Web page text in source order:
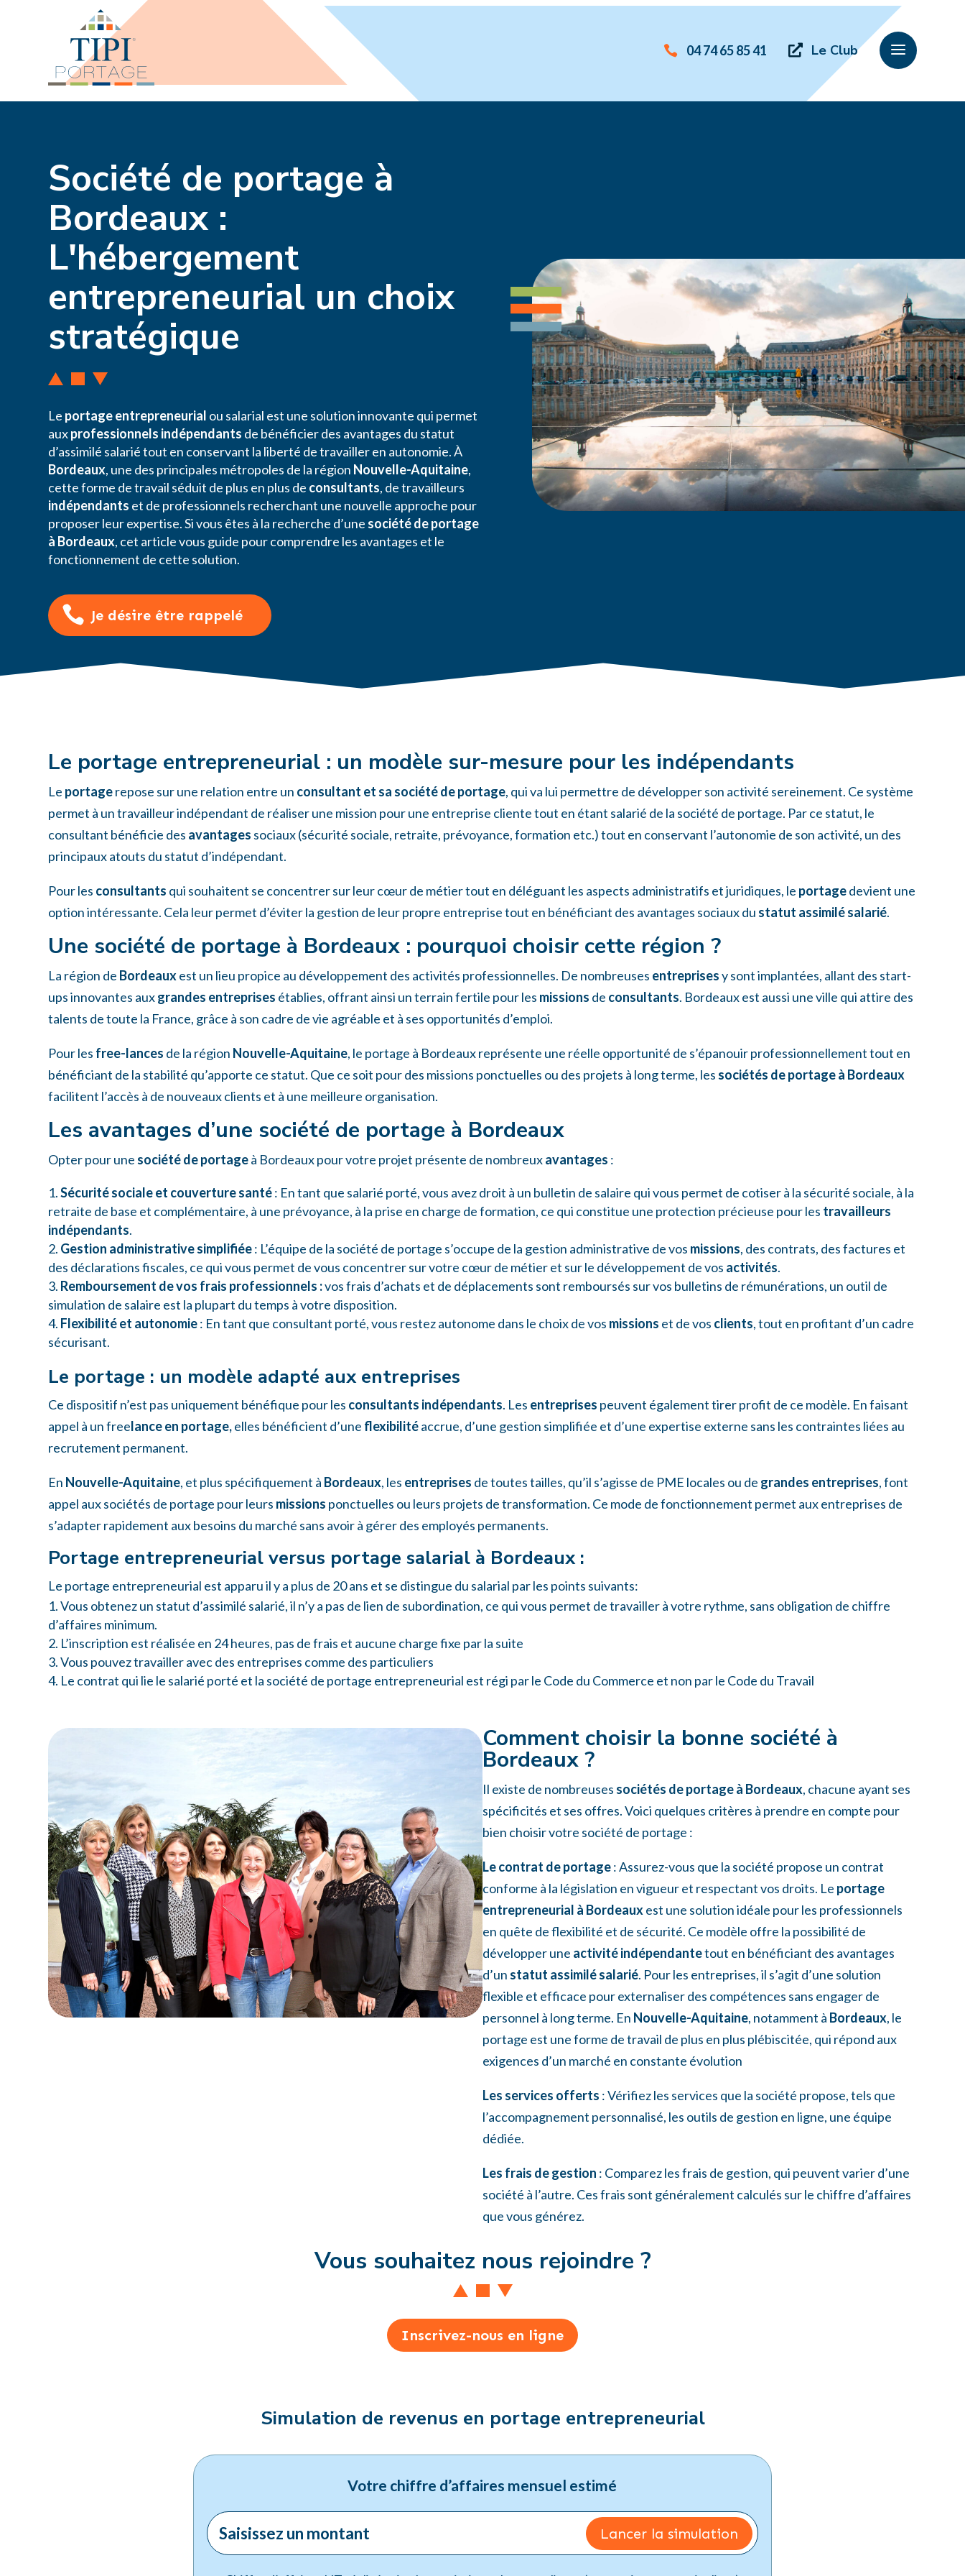
 04 74 65 85 41  Le Club a
Société de portage à
Bordeaux :
L'hébergement
entrepreneurial un choix
stratégique
Le portage entrepreneurial ou salarial est une solution innovante qui permet
auxprofessionnels indépendants de bénéficier des avantages du statut
d’assimilé salarié tout en conservant la liberté de travailler en autonomie. À
Bordeaux, une des principales métropoles de la région Nouvelle-Aquitaine,
cette forme de travail séduit de plus en plus de consultants, de travailleurs
indépendants et de professionnels recherchant une nouvelle approche pour
proposer leur expertise. Si vous êtes à la recherche d’une société de portage
à Bordeaux, cet article vous guide pour comprendre les avantages et le
fonctionnement de cette solution.
Je désire être rappelé
Le portage entrepreneurial : un modèle sur-mesure pour les indépendants
Le portagerepose sur une relation entre un consultant et sa société de portage, qui va lui permettre de développer son activité sereinement. Ce système
permet à un travailleur indépendant de réaliser une mission pour une entreprise cliente tout en étant salarié de la société de portage. Par ce statut, le
consultant bénéficie des avantages sociaux (sécurité sociale, retraite, prévoyance, formation etc.) tout en conservant l’autonomie de son activité, un des
principaux atouts du statut d’indépendant.
Pour les consultants qui souhaitent se concentrer sur leur cœur de métier tout en déléguant les aspects administratifs et juridiques, le portagedevient une
option intéressante. Cela leur permet d’éviter la gestion de leur propre entreprise tout en bénéficiant des avantages sociaux du statut assimilé salarié.
Une société de portage à Bordeaux : pourquoi choisir cette région ?
La région de Bordeauxest un lieu propice au développement des activités professionnelles. De nombreuses entreprisesy sont implantées, allant des start-
ups innovantes auxgrandes entreprises établies, offrant ainsi un terrain fertile pour les missions de consultants. Bordeaux est aussi une ville qui attire des
talents de toute la France, grâce à son cadre de vie agréable et à ses opportunités d’emploi.
Pour les free-lances de la région Nouvelle-Aquitaine, le portage à Bordeaux représente une réelle opportunité de s’épanouir professionnellement tout en
bénéficiant de la stabilité qu’apporte ce statut. Que ce soit pour des missions ponctuelles ou des projets à long terme, les sociétés de portage à Bordeaux
facilitent l’accès à de nouveaux clients et à une meilleure organisation.
Les avantages d’une société de portage à Bordeaux
Opter pour une société de portageà Bordeaux pour votre projet présente de nombreuxavantages :
Sécurité sociale et couverture santé: En tant que salarié porté, vous avez droit à un bulletin de salaire qui vous permet de cotiser à la sécurité sociale, à la
retraite de base et complémentaire, à une prévoyance, à la prise en charge de formation, ce qui constitue une protection précieuse pour les travailleurs
indépendants.
Gestion administrative simplifiée: L’équipe de la société de portage s’occupe de la gestion administrative de vos missions, des contrats, des factures et
des déclarations fiscales, ce qui vous permet de vous concentrer sur votre cœur de métier et sur le développement de vos activités.
Remboursement de vos frais professionnels :vos frais d’achats et de déplacements sont remboursés sur vos bulletins de rémunérations, un outil de
simulation de salaire est la plupart du temps à votre disposition.
Flexibilité et autonomie: En tant que consultant porté, vous restez autonome dans le choix de vos missions et de vos clients, tout en profitant d’un cadre
sécurisant.
Le portage : un modèle adapté aux entreprises
Ce dispositif n’est pas uniquement bénéfique pour les consultants indépendants. Les entreprises peuvent également tirer profit de ce modèle. En faisant
appel à un freelance en portage,elles bénéficient d’une flexibilitéaccrue, d’une gestion simplifiée et d’une expertise externe sans les contraintes liées au
recrutement permanent.
En Nouvelle-Aquitaine, et plus spécifiquement à Bordeaux, les entreprises de toutes tailles, qu’il s’agisse de PME locales ou de grandes entreprises, font
appel aux sociétés de portage pour leurs missions ponctuelles ou leurs projets de transformation. Ce mode de fonctionnement permet aux entreprises de
s’adapter rapidement aux besoins du marché sans avoir à gérer des employés permanents.
Portage entrepreneurial versus portage salarial à Bordeaux :
Le portage entrepreneurial est apparu il y a plus de 20 ans et se distingue du salarial par les points suivants:
Vous obtenez un statut d’assimilé salarié, il n’y a pas de lien de subordination, ce qui vous permet de travailler à votre rythme, sans obligation de chiffre
d’affaires minimum.
L’inscription est réalisée en 24 heures, pas de frais et aucune charge fixe par la suite
Vous pouvez travailler avec des entreprises comme des particuliers
Le contrat qui lie le salarié porté et la société de portage entrepreneurial est régi par le Code du Commerce et non par le Code du Travail
Comment choisir la bonne société à
Bordeaux ?
Il existe de nombreuses sociétés de portage à Bordeaux, chacune ayant ses
spécificités et ses offres. Voici quelques critères à prendre en compte pour
bien choisir votre société de portage :
Le contrat de portage: Assurez-vous que la société propose un contrat
conforme à la législation en vigueur et respectant vos droits. Le portage
entrepreneurial à Bordeauxest une solution idéale pour les professionnels
en quête de flexibilité et de sécurité. Ce modèle offre la possibilité de
développer une activité indépendantetout en bénéficiant des avantages
d’un statut assimilé salarié. Pour les entreprises, il s’agit d’une solution
flexible et efficace pour externaliser des compétences sans engager de
personnel à long terme. En Nouvelle-Aquitaine, notamment à Bordeaux, le
portage est une forme de travail de plus en plus plébiscitée, qui répond aux
exigences d’un marché en constante évolution
Les services offerts : Vérifiez les services que la société propose, tels que
l’accompagnement personnalisé, les outils de gestion en ligne, une équipe
dédiée.
Les frais de gestion : Comparez les frais de gestion, qui peuvent varier d’une
société à l’autre. Ces frais sont généralement calculés sur le chiffre d’affaires
que vous générez.
Vous souhaitez nous rejoindre ?
Inscrivez-nous en ligne
Simulation de revenus en portage entrepreneurial
Votre chiffre d’affaires mensuel estimé
Lancer la simulation